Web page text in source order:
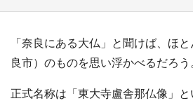
「奈良にある大仏」と聞けば、ほ
良市）のものを思い浮かべるだろう
正式名称は「東大寺盧舎那仏像」